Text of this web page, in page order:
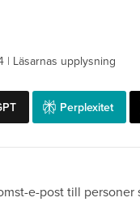
| Läsarnas upplysning
Perplexitet
e-post till personer